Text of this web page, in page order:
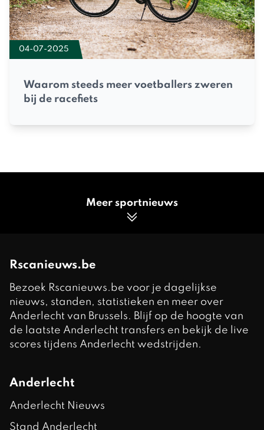
04-07-2025
Waarom steeds meer voetballers zweren
bij de racefiets
Meer sportnieuws
Rscanieuws.be
Bezoek Rscanieuws.be voor je dagelijkse
nieuws, standen, statistieken en meer over
Anderlecht van Brussels. Blijf op de hoogte van
de laatste Anderlecht transfers en bekijk de live
scores tijdens Anderlecht wedstrijden.
Anderlecht
Anderlecht Nieuws
Stand Anderlecht